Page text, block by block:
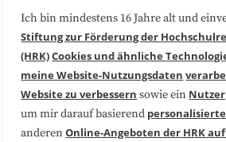
Über uns FAQ
Medienarbeit
Datenschutzerklärung
Ich bin mindestens 16 Jahre alt und
Stiftung zur Förderung der
(HRK)Cookies und ähnliche
meine Website-Nutzungsdaten
Website zu verbessern sowie ein
um mir darauf basierend
anderenOnline-Angeboten der HRK